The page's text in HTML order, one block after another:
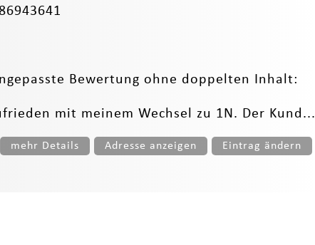
Bewertung ohne doppelten Inhalt:
mit meinem Wechsel zu 1N. Der Kund...
mehr Details Adresse anzeigen Eintrag ändern